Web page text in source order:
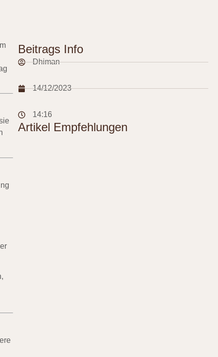
Beitrags Info
Dhiman
14/12/2023
14:16
Artikel Empfehlungen